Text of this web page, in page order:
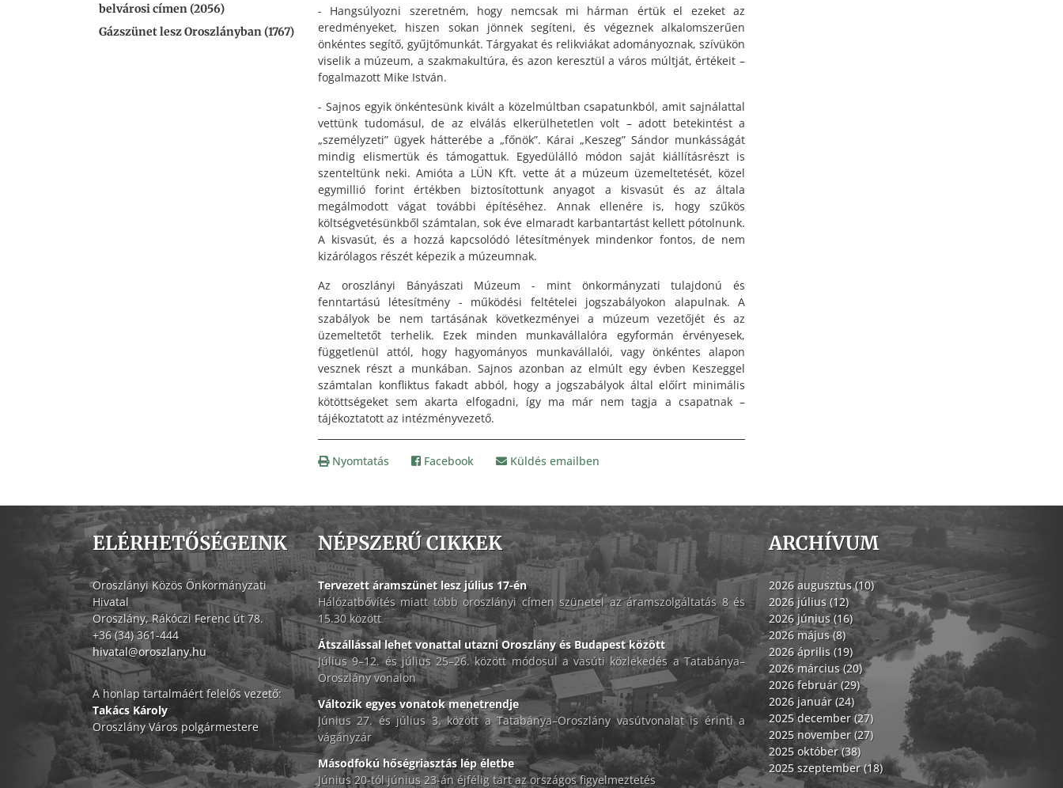
belvárosi címen (2056)
Gázszünet lesz Oroszlányban (1767)
- Hangsúlyozni szeretném, hogy nemcsak mi hárman értük el ezeket az
eredményeket, hiszen sokan jönnek segíteni, és végeznek alkalomszerűen
önkéntes segítő, gyűjtőmunkát. Tárgyakat és relikviákat adományoznak, szívükön
viselik a múzeum, a szakmakultúra, és azon keresztül a város múltját, értékeit –
fogalmazott Mike István.
- Sajnos egyik önkéntesünk kivált a közelmúltban csapatunkból, amit sajnálattal
vettünk tudomásul, de az elválás elkerülhetetlen volt – adott betekintést a
„személyzeti” ügyek hátterébe a „főnök”. Kárai „Keszeg” Sándor munkásságát
mindig elismertük és támogattuk. Egyedülálló módon saját kiállításrészt is
szenteltünk neki. Amióta a LÜN Kft. vette át a múzeum üzemeltetését, közel
egymillió forint értékben biztosítottunk anyagot a kisvasút és az általa
megálmodott vágat további építéséhez. Annak ellenére is, hogy szűkös
költségvetésünkből számtalan, sok éve elmaradt karbantartást kellett pótolnunk.
A kisvasút, és a hozzá kapcsolódó létesítmények mindenkor fontos, de nem
kizárólagos részét képezik a múzeumnak.
Az oroszlányi Bányászati Múzeum - mint önkormányzati tulajdonú és
fenntartású létesítmény - működési feltételei jogszabályokon alapulnak. A
szabályok be nem tartásának következményei a múzeum vezetőjét és az
üzemeltetőt terhelik. Ezek minden munkavállalóra egyformán érvényesek,
függetlenül attól, hogy hagyományos munkavállalói, vagy önkéntes alapon
vesznek részt a munkában. Sajnos azonban az elmúlt egy évben Keszeggel
számtalan konfliktus fakadt abból, hogy a jogszabályok által előírt minimális
kötöttségeket sem akarta elfogadni, így ma már nem tagja a csapatnak –
tájékoztatott az intézményvezető.
Nyomtatás Facebook Küldés emailben
ELÉRHETŐSÉGEINK
Oroszlányi Közös Önkormányzati
Hivatal
Oroszlány, Rákóczi Ferenc út 78.
+36 (34) 361-444
hivatal@oroszlany.hu
A honlap tartalmáért felelős vezető:
Takács Károly
Oroszlány Város polgármestere
NÉPSZERŰ CIKKEK
Tervezett áramszünet lesz július 17-én
Hálózatbővítés miatt több oroszlányi címen szünetel az áramszolgáltatás 8 és
15.30 között
Átszállással lehet vonattal utazni Oroszlány és Budapest között
Július 9–12. és július 25–26. között módosul a vasúti közlekedés a Tatabánya–
Oroszlány vonalon
Változik egyes vonatok menetrendje
Június 27. és július 3. között a Tatabánya–Oroszlány vasútvonalat is érinti a
vágányzár
Másodfokú hőségriasztás lép életbe
Június 20-tól június 23-án éjfélig tart az országos figyelmeztetés
ARCHÍVUM
2026 augusztus (10)
2026 július (12)
2026 június (16)
2026 május (8)
2026 április (19)
2026 március (20)
2026 február (29)
2026 január (24)
2025 december (27)
2025 november (27)
2025 október (38)
2025 szeptember (18)